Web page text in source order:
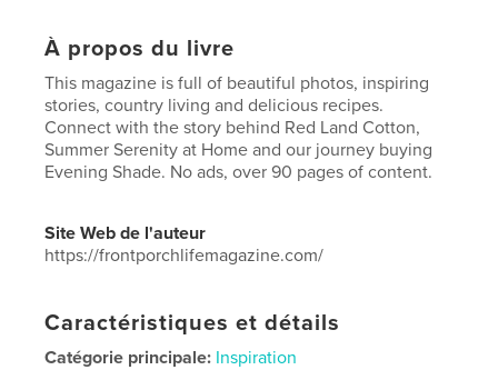
À propos du livre
This magazine is full of beautiful photos, inspiring
stories, country living and delicious recipes.
Connect with the story behind Red Land Cotton,
Summer Serenity at Home and our journey buying
Evening Shade. No ads, over 90 pages of content.
Site Web de l'auteur
https://frontporchlifemagazine.com/
Caractéristiques et détails
Catégorie principale: Inspiration